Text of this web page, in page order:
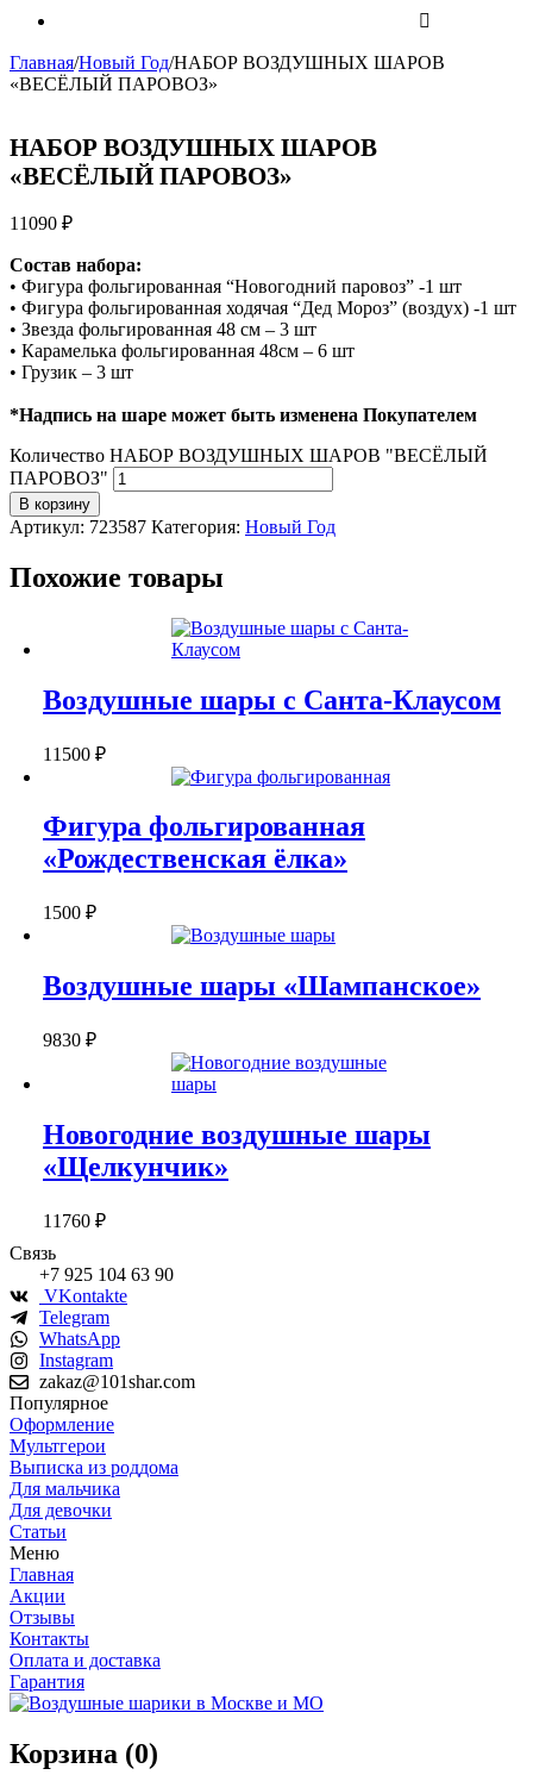
Главная/Новый Год/НАБОР ВОЗДУШНЫХ ШАРОВ
«ВЕСЁЛЫЙ ПАРОВОЗ»
НАБОР ВОЗДУШНЫХ ШАРОВ
«ВЕСЁЛЫЙ ПАРОВОЗ»
11090 ₽
Состав набора:
• Фигура фольгированная “Новогодний паровоз” -1 шт
• Фигура фольгированная ходячая “Дед Мороз” (воздух) -1 шт
• Звезда фольгированная 48 см – 3 шт
• Карамелька фольгированная 48см – 6 шт
• Грузик – 3 шт
*Надпись на шаре может быть изменена Покупателем
Количество НАБОР ВОЗДУШНЫХ ШАРОВ "ВЕСЁЛЫЙ
ПАРОВОЗ"
В корзину
Артикул: 723587 Категория: Новый Год
Похожие товары
Воздушные шары с Санта-Клаусом
11500 ₽
Фигура фольгированная
«Рождественская ёлка»
1500 ₽
Воздушные шары «Шампанское»
9830 ₽
Новогодние воздушные шары
«Щелкунчик»
11760 ₽
Связь
+7 925 104 63 90
VKontakte
Telegram
WhatsApp
Instagram
zakaz@101shar.com
Популярное
Оформление
Мультгерои
Выписка из роддома
Для мальчика
Для девочки
Статьи
Меню
Главная
Акции
Отзывы
Контакты
Оплата и доставка
Гарантия
Корзина (0)